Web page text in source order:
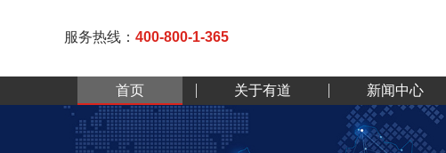
服务热线： 400-800-1-365
首页 关于有道 新闻中心